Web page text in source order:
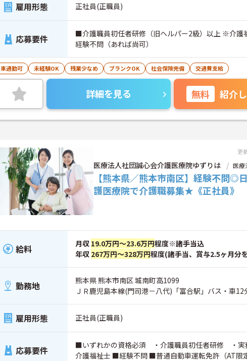
雇用形態 正社員(正職員)
応募要件
■介護職員初任者研修（旧ヘルパー2級）以上 ※介護
経験不問（あれば尚可）
車通勤可 未経験OK 残業少なめ ブランクOK 社会保険完備 交通費支給
詳細を見る 無料 紹介
更
医療法人社団誠心会介護医療院ゆずりは 医療
【熊本県／熊本市南区】経験不問◎
護医療院で介護職募集★《正社員》
給料 月収 19.0万円～23.6万円程度※諸手当込
年収 267万円～328万円程度(諸手当、賞与2.5ヶ月分
勤務地
熊本県 熊本市南区 城南町高1099
ＪＲ鹿児島本線(門司港－八代)「富合駅」バス・車12
雇用形態 正社員(正職員)
応募要件
■いずれかの資格必須 ・介護職員初任者研修 ・
介護福祉士 ■経験不問 ■普通自動車運転免許（AT限